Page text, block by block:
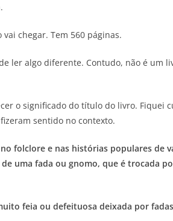
chegar. Tem 560 páginas.
ler algo diferente. Contudo, não é um
o significado do título do livro. Fiquei
sentido no contexto.
folclore e nas histórias populares de
uma fada ou gnomo, que é trocada
feia ou defeituosa deixada por